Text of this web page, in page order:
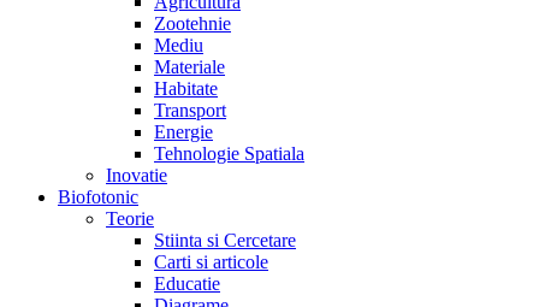
Zootehnie
Mediu
Materiale
Habitate
Transport
Energie
Tehnologie Spatiala
Inovatie
Biofotonic
Teorie
Stiinta si Cercetare
Carti si articole
Educatie